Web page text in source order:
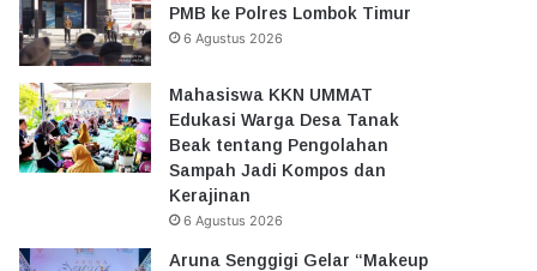
PMB ke Polres Lombok Timur
6 Agustus 2026
Mahasiswa KKN UMMAT
Edukasi Warga Desa Tanak
Beak tentang Pengolahan
Sampah Jadi Kompos dan
Kerajinan
6 Agustus 2026
Aruna Senggigi Gelar “Makeup